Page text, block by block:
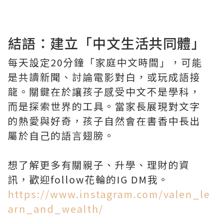
結語：建立「中文生活共同體」
每天設定20分鐘「家庭中文時間」，可能
是共讀新聞、討論電影對白，或玩成語接
龍。關鍵在於讓孩子感受中文不是學科，
而是探索世界的工具。當家長展現對文字
的熱愛與好奇，孩子自然會在書香中長出
屬於自己的語言翅膀。
想了解更多有關親子、升學、理財的資
訊，歡迎follow花輪的IG DM我。
https://www.instagram.com/valen_le
arn_and_wealth/